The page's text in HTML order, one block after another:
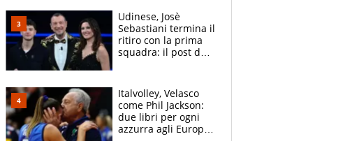
McLaren siano
meglio?”
Udinese, Josè
Sebastiani termina il
ritiro con la prima
squadra: il post del
sfondo
Italvolley, Velasco
come Phil Jackson:
due libri per ogni
azzurra agli Europei.